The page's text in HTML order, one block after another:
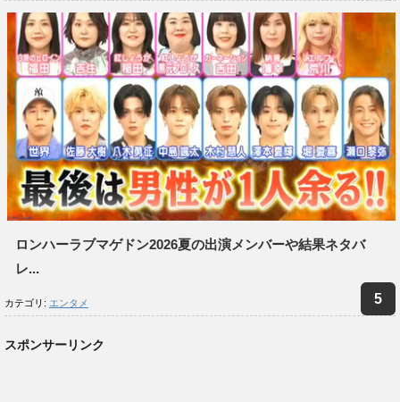
ロンハーラブマゲドン2026夏の出演メンバーや結果ネタバ
レ...
カテゴリ: エンタメ
スポンサーリンク